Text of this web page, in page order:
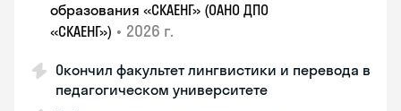
образования «СКАЕНГ» (ОАНО ДПО
«СКАЕНГ») • 2026 г.
Окончил факультет лингвистики и перевода в
педагогическом университете